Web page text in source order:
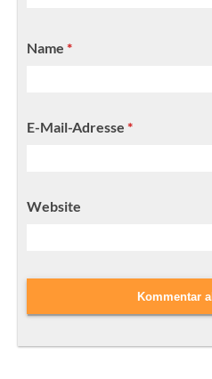
Name *
E-Mail-Adresse *
Website